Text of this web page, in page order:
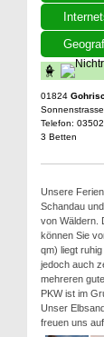
01824
Telefon:
3 Betten
Unsere
Schandau
von Wäldern.
können Sie
qm) liegt
jedoch auch
mehreren
PKW ist im
Unser
freuen uns